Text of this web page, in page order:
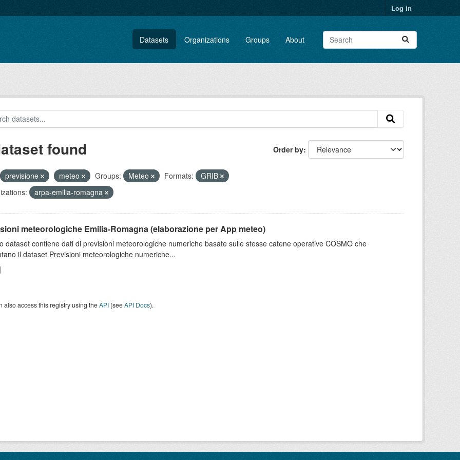
Log in
Datasets Organizations Groups About
Order by
found
previsione meteo Groups: Meteo Formats:
GRIB
arpa-emilia-romagna
meteorologiche Emilia-Romagna (elaborazione per App meteo)
dataset contiene dati di previsioni meteorologiche numeriche basate sulle stesse catene operative COSMO che
il dataset Previsioni meteorologiche numeriche...
also access this registry using theAPI(seeAPI Docs).